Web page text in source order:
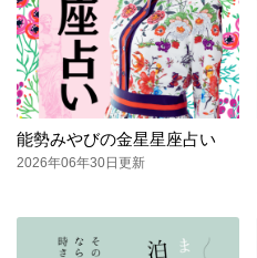
能勢みやびの金星星座占い
2026年06年30日更新